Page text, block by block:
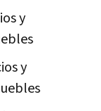
y
y